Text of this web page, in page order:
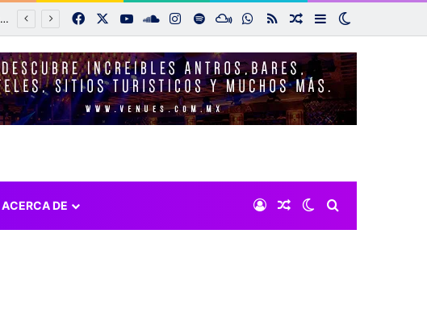
Incendio afecta el escenario principal de Tomorrowland 2025: ¿Qué pasará con el festival? FacebookYouTubeSoundCloud
Instagram
SpotifyMixcloudWhatsApp
RSS Noticias aleatorias
Sidebar
ACERCA DE Iniciar sesión
Noticias aleatorias
Switch skin
Buscar por: